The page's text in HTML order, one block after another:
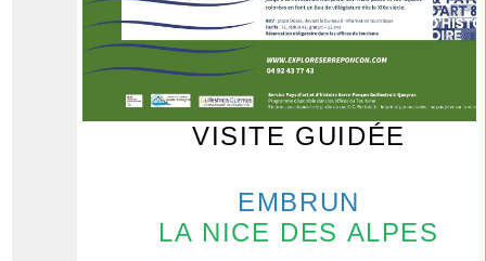
VISITE GUIDÉE
EMBRUN
LA NICE DES ALPES